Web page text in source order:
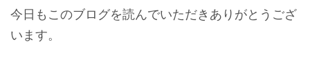
今日もこのブログを読んでいただきありがとうござ
います。